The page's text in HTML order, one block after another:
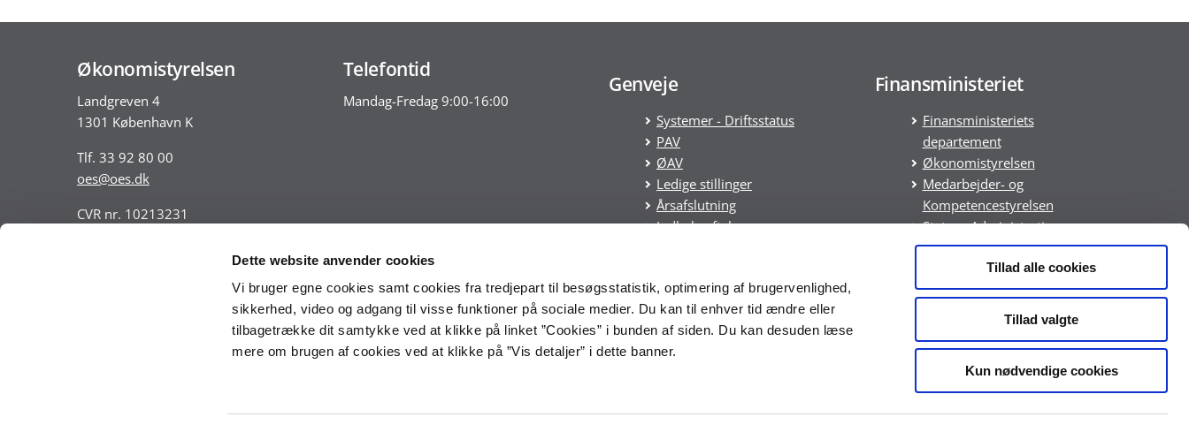
Dette website anvender cookies
Vi bruger egne cookies samt cookies fra tredjepart til besøgsstatistik, optimering af brugervenlighed,
sikkerhed, video og adgang til visse funktioner på sociale medier. Du kan til enhver tid ændre eller
tilbagetrække dit samtykke ved at klikke på linket ”Cookies” i bunden af siden. Du kan desuden læse
mere om brugen af cookies ved at klikke på ”Vis detaljer” i dette banner.
Tillad alle cookies
Tillad valgte
Kun nødvendige cookies
Økonomistyrelsen
Landgreven 4
1301 København K
Tlf. 33 92 80 00
oes@oes.dk
CVR nr. 10213231
Telefontid
Mandag-Fredag 9:00-16:00
Genveje
Systemer - Driftsstatus
PAV
ØAV
Ledige stillinger
Årsafslutning
Indkøbsaftaler
Tilgængelighedserklæring
Økonomistyrelsens
whistleblowerordning
Finansministeriet
Finansministeriets
departement
Økonomistyrelsen
Medarbejder- og
Kompetencestyrelsen
Statens Administration
Statens It